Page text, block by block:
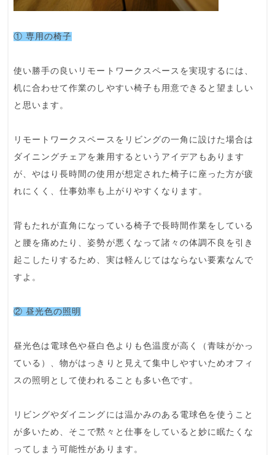
① 専用の椅子
使い勝手の良いリモートワークスペースを実現するには、
机に合わせて作業のしやすい椅子も 用意できると望ましい
と思います。
リモートワークスペースをリビングの一角に設けた場合は
ダイニングチェアを兼用するというアイデアもあります
が、やはり長時間の使用が想定された椅子に座った方が疲
れにくく、仕事効率も上がりやすくなります。
背もたれが直角になっている椅子で長時間作業をしている
と 腰を痛めたり 、姿勢が悪くなって 諸々の体調不良を引き
起こしたりするため、実は軽んじてはならない要素なんで
すよ。
② 昼光色の照明
昼光色は電球色や昼白色よりも色温度が高く（青味がかっ
ている）、物がはっきりと見えて集中しやすいためオフィ
スの照明として使われることも多い色です。
リビングやダイニングには温かみのある 電球色を使うこと
が多いため、そこで黙々と仕事をしていると妙に眠たくな
ってしまう可能性があります。